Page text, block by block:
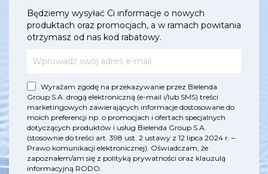
Będziemy wysyłać Ci informacje o nowych
produktach oraz promocjach, a w ramach powitania
otrzymasz od nas kod rabatowy.
Wyrażam zgodę na przekazywanie przez Bielenda
Group S.A. drogą elektroniczną (e-mail i/lub SMS) treści
marketingowych zawierających informacje dostosowane do
moich preferencji np. o promocjach i ofertach specjalnych
dotyczących produktów i usług Bielenda Group S.A.
(stosownie do treści art. 398 ust. 2 ustawy z 12 lipca 2024 r. –
Prawo komunikacji elektronicznej). Oświadczam, że
zapoznałem/am się z polityką prywatności oraz klauzulą
informacyjną RODO.